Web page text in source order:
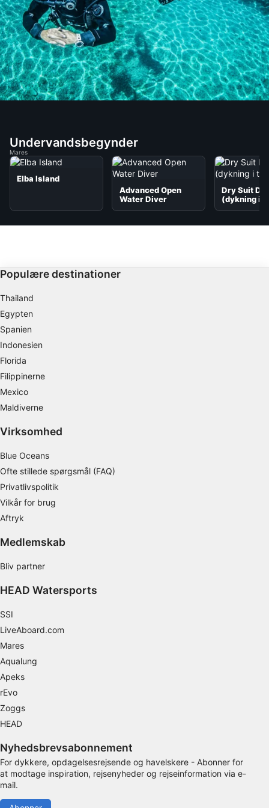
Undervandsbegynder
Mares
Elba Island
Advanced Open
Water Diver
Dry Suit
(dykning i
Populære destinationer
Thailand
Egypten
Spanien
Indonesien
Florida
Filippinerne
Mexico
Maldiverne
Virksomhed
Blue Oceans
Ofte stillede spørgsmål (FAQ)
Privatlivspolitik
Vilkår for brug
Aftryk
Medlemskab
Bliv partner
HEAD Watersports
SSI
LiveAboard.com
Mares
Aqualung
Apeks
rEvo
Zoggs
HEAD
Nyhedsbrevsabonnement
For dykkere, opdagelsesrejsende og havelskere - Abonner for
at modtage inspiration, rejsenyheder og rejseinformation via e-
mail.